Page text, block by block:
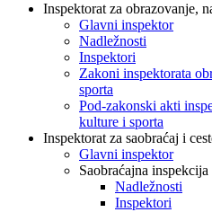
Inspektorat za obrazovanje,
Glavni inspektor
Nadležnosti
Inspektori
Zakoni inspektorata
sporta
Pod-zakonski akti
kulture i sporta
Inspektorat za saobraćaj i
Glavni inspektor
Saobraćajna inspekcija
Nadležnosti
Inspektori